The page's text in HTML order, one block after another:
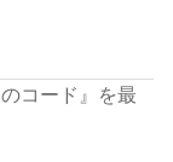
コード』を最